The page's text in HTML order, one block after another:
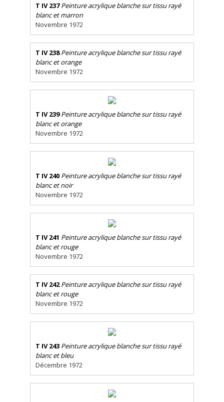
T IV 237 Peinture acrylique blanche sur tissu rayé
blanc et marron
Novembre 1972
T IV 238 Peinture acrylique blanche sur tissu rayé
blanc et orange
Novembre 1972
T IV 239 Peinture acrylique blanche sur tissu rayé
blanc et orange
Novembre 1972
T IV 240 Peinture acrylique blanche sur tissu rayé
blanc et noir
Novembre 1972
T IV 241 Peinture acrylique blanche sur tissu rayé
blanc et rouge
Novembre 1972
T IV 242 Peinture acrylique blanche sur tissu rayé
blanc et rouge
Novembre 1972
T IV 243 Peinture acrylique blanche sur tissu rayé
blanc et bleu
Décembre 1972